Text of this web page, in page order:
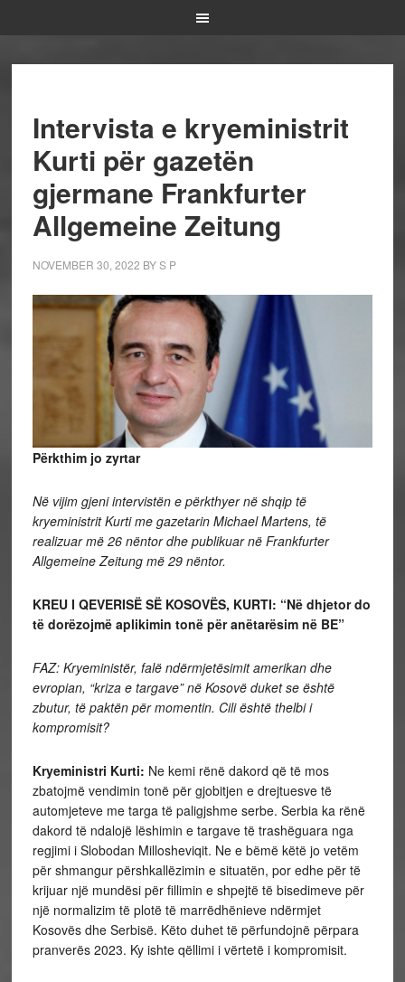
Intervista e kryeministrit
Kurti për gazetën
gjermane Frankfurter
Allgemeine Zeitung
NOVEMBER 30, 2022 BYS P
Përkthim jo zyrtar
Në vijim gjeni intervistën e përkthyer në shqip të
kryeministrit Kurti me gazetarin Michael Martens, të
realizuar më 26 nëntor dhe publikuar në Frankfurter
Allgemeine Zeitung më 29 nëntor.
KREU I QEVERISË SË KOSOVËS, KURTI: “Në dhjetor do
të dorëzojmë aplikimin tonë për anëtarësim në BE”
FAZ: Kryeministër, falë ndërmjetësimit amerikan dhe
evropian, “kriza e targave” në Kosovë duket se është
zbutur, të paktën për momentin. Cili është thelbi i
kompromisit?
Kryeministri Kurti: Ne kemi rënë dakord që të mos
zbatojmë vendimin tonë për gjobitjen e drejtuesve të
automjeteve me targa të paligjshme serbe. Serbia ka rënë
dakord të ndalojë lëshimin e targave të trashëguara nga
regjimi i Slobodan Millosheviqit. Ne e bëmë këtë jo vetëm
për shmangur përshkallëzimin e situatën, por edhe për të
krijuar një mundësi për fillimin e shpejtë të bisedimeve për
një normalizim të plotë të marrëdhënieve ndërmjet
Kosovës dhe Serbisë. Këto duhet të përfundojnë përpara
pranverës 2023. Ky ishte qëllimi i vërtetë i kompromisit.